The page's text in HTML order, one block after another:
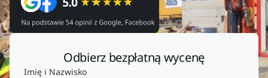
Odbierz bezpłatną wycenę
Imię i Nazwisko